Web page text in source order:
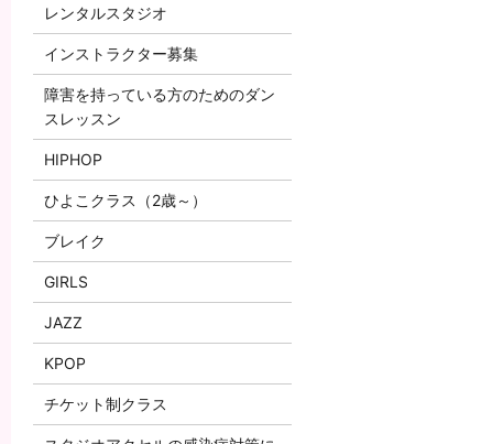
レンタルスタジオ
インストラクター募集
障害を持っている方のためのダン
スレッスン
HIPHOP
ひよこクラス（2歳～）
ブレイク
GIRLS
JAZZ
KPOP
チケット制クラス